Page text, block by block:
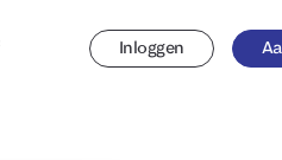
Inloggen